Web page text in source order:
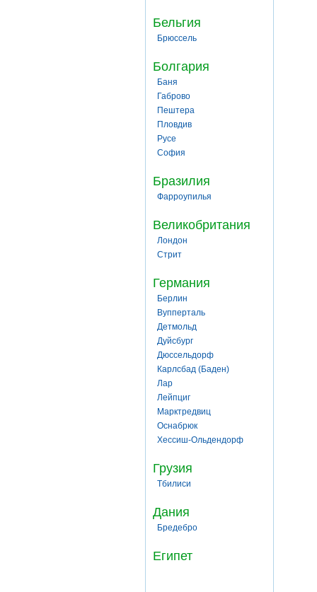
Бельгия
Брюссель
Болгария
Баня
Габрово
Пештера
Пловдив
Русе
София
Бразилия
Фарроупилья
Великобритания
Лондон
Стрит
Германия
Берлин
Вупперталь
Детмольд
Дуйсбург
Дюссельдорф
Карлсбад (Баден)
Лар
Лейпциг
Марктредвиц
Оснабрюк
Хессиш-Ольдендорф
Грузия
Тбилиси
Дания
Бредебро
Египет